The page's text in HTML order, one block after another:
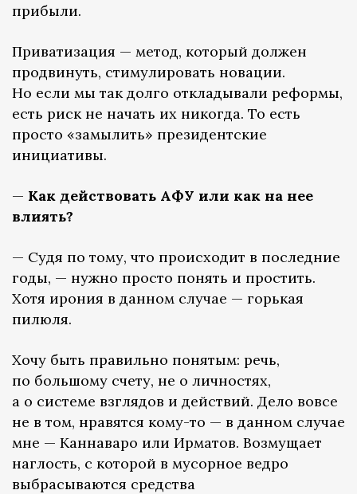
прибыли.
Приватизация — метод, который должен
продвинуть, стимулировать новации.
Но если мы так долго откладывали реформы,
есть риск не начать их никогда. То есть
просто «замылить» президентские
инициативы.
— Как действовать АФУ или как на нее
влиять?
— Судя по тому, что происходит в последние
годы, — нужно просто понять и простить.
Хотя ирония в данном случае — горькая
пилюля.
Хочу быть правильно понятым: речь,
по большому счету, не о личностях,
а о системе взглядов и действий. Дело вовсе
не в том, нравятся кому-то — в данном случае
мне — Каннаваро или Ирматов. Возмущает
наглость, с которой в мусорное ведро
выбрасываются средства